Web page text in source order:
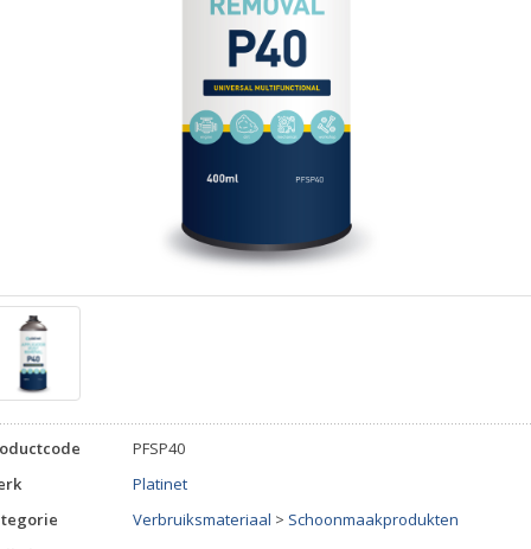
PFSP40
Platinet
Verbruiksmateriaal > Schoonmaakprodukten